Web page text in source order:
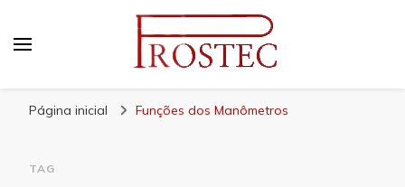
Página inicial Funções dos Manômetros
TAG